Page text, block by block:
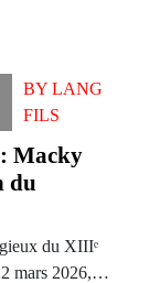
BYLANG
FILS
Macky
du
du XIIIᵉ
mars 2026,…